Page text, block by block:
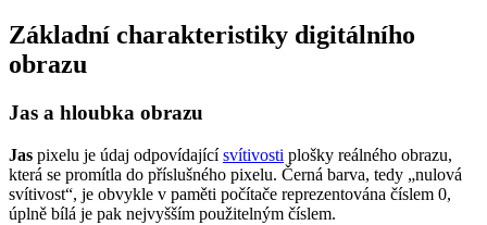
Základní charakteristiky digitálního
obrazu
Jas a hloubka obrazu
Jas pixelu je údaj odpovídajícísvítivosti plošky reálného obrazu,
která se promítla do příslušného pixelu. Černá barva, tedy „nulová
svítivost“, je obvykle v paměti počítače reprezentována číslem 0,
úplně bílá je pak nejvyšším použitelným číslem.